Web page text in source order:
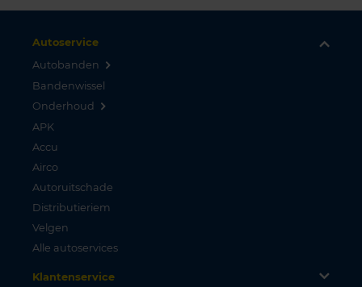
Autoservice
Autobanden
Bandenwissel
Onderhoud
APK
Accu
Airco
Autoruitschade
Distributieriem
Velgen
Alle autoservices
Klantenservice